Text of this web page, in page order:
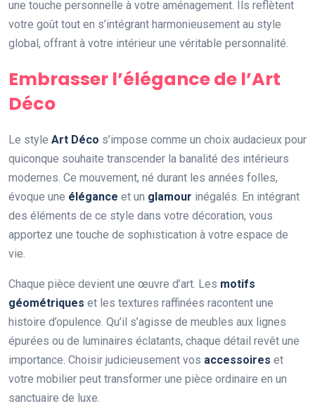
une touche personnelle à votre aménagement. Ils reflètent
votre goût tout en s’intégrant harmonieusement au style
global, offrant à votre intérieur une véritable personnalité.
Embrasser l’élégance de l’Art
Déco
Le style Art Déco s’impose comme un choix audacieux pour
quiconque souhaite transcender la banalité des intérieurs
modernes. Ce mouvement, né durant les années folles,
évoque une élégance et un glamour inégalés. En intégrant
des éléments de ce style dans votre décoration, vous
apportez une touche de sophistication à votre espace de
vie.
Chaque pièce devient une œuvre d’art. Les motifs
géométriques et les textures raffinées racontent une
histoire d’opulence. Qu’il s’agisse de meubles aux lignes
épurées ou de luminaires éclatants, chaque détail revêt une
importance. Choisir judicieusement vos accessoires et
votre mobilier peut transformer une pièce ordinaire en un
sanctuaire de luxe.